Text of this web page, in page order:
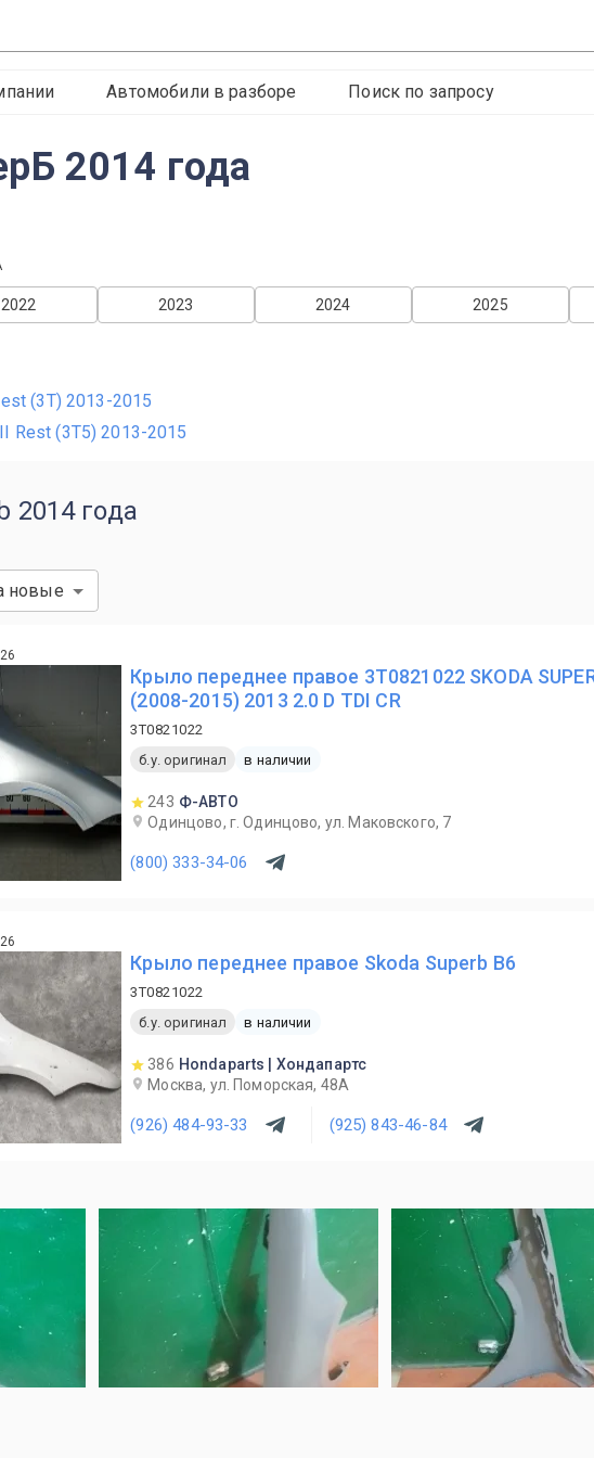
Автомобили в разборе Поиск по запросу
2014 года
2025
2024
2023
2022
(3T) 2013-2015
Rest (3T5) 2013-2015
2014 года
новые
Крыло переднее правое 3T0821022 SKODA
(2008-2015) 2013 2.0 D TDI CR
3T0821022
б.у. оригинал
в наличии
243 Ф-АВТО
Одинцово, г. Одинцово, ул. Маковского, 7
(800) 333-34-06
Крыло переднее правое Skoda Superb B6
3T0821022
б.у. оригинал
в наличии
386 Hondaparts | Хондапартс
Москва, ул. Поморская, 48А
(926) 484-93-33 (925) 843-46-84